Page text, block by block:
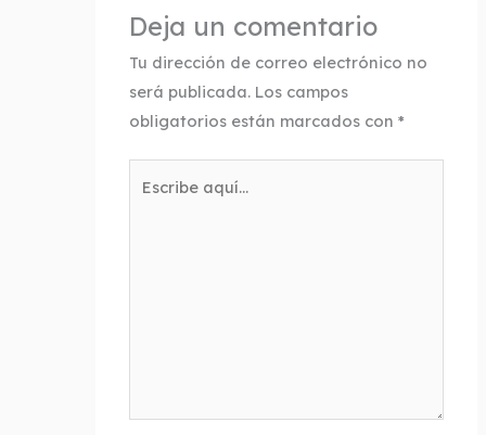
Deja un comentario
Tu dirección de correo electrónico no
será publicada. Los campos
obligatorios están marcados con*